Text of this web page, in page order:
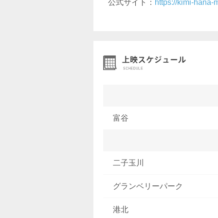
公式サイト： https://kimi-hana-
富谷
二子玉川
グランベリーパーク
港北